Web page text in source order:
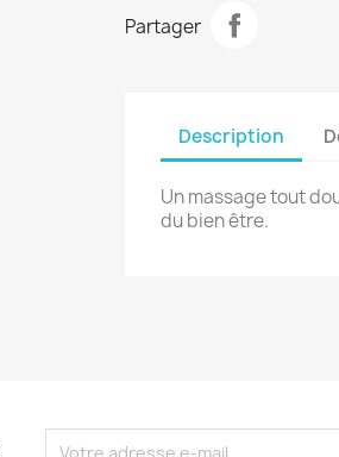
Partager
Description
Un massage tout
du bien être.